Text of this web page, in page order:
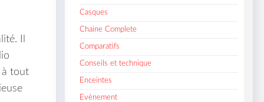
Il
à tout
Casques
Chaine Complete
Comparatifs
Conseils et technique
Enceintes
Evènement